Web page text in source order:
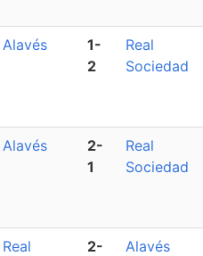
Alavés
1-
2
Real
Sociedad
Alavés
2-
1
Real
Sociedad
Real
2-
Alavés